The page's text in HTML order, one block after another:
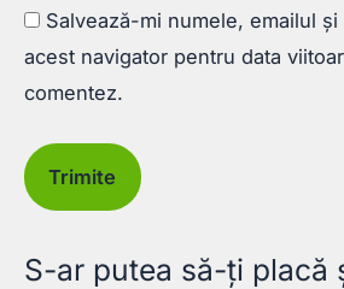
Salvează-mi numele, emailul
acest navigator pentru data
comentez.
S-ar putea să-ți placă